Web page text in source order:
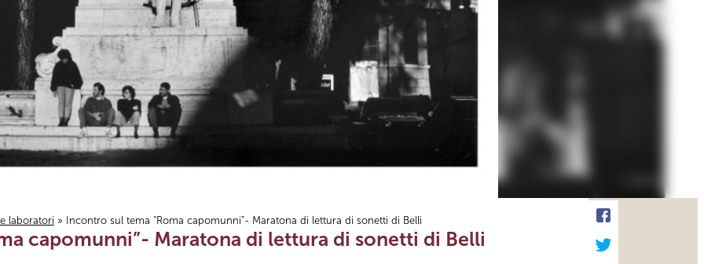
laboratori » Incontro sul tema “Roma capomunni”- Maratona di lettura di sonetti di Belli
capomunni”- Maratona di lettura di sonetti di Belli